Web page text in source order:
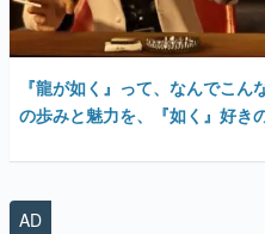
『龍が如く』って、なんでこ
の歩みと魅力を、『如く』好き
AD